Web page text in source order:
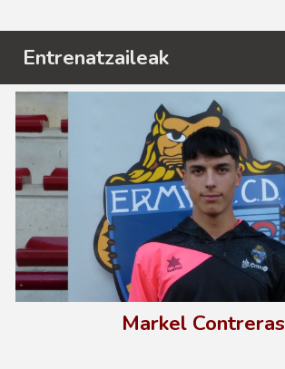
Entrenatzaileak
Markel Contreras